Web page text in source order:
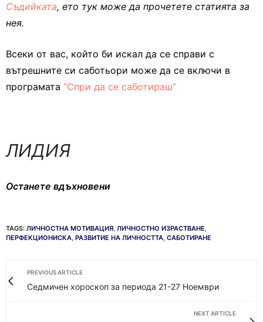
Съдийката, ето тук може да прочетете статията за
нея.
Всеки от вас, който би искал да се справи с
вътрешните си саботьори може да се включи в
програмата “Спри да се саботираш”
ЛИДИЯ
Останете вдъхновени
TAGS: ЛИЧНОСТНА МОТИВАЦИЯ, ЛИЧНОСТНО ИЗРАСТВАНЕ,
ПЕРФЕКЦИОНИСКА, РАЗВИТИЕ НА ЛИЧНОСТТА, САБОТИРАНЕ
PREVIOUS ARTICLE
Седмичен хороскоп за периода 21-27 Ноември
NEXT ARTICLE